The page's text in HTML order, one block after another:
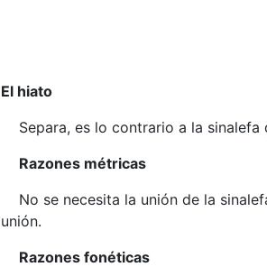
El hiato
Separa, es lo contrario a la sinalefa
Razones métricas
No se necesita la unión de la
unión.
Razones fonéticas